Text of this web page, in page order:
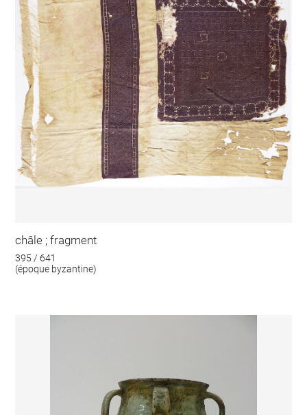
châle ; fragment
395 / 641
(époque byzantine)